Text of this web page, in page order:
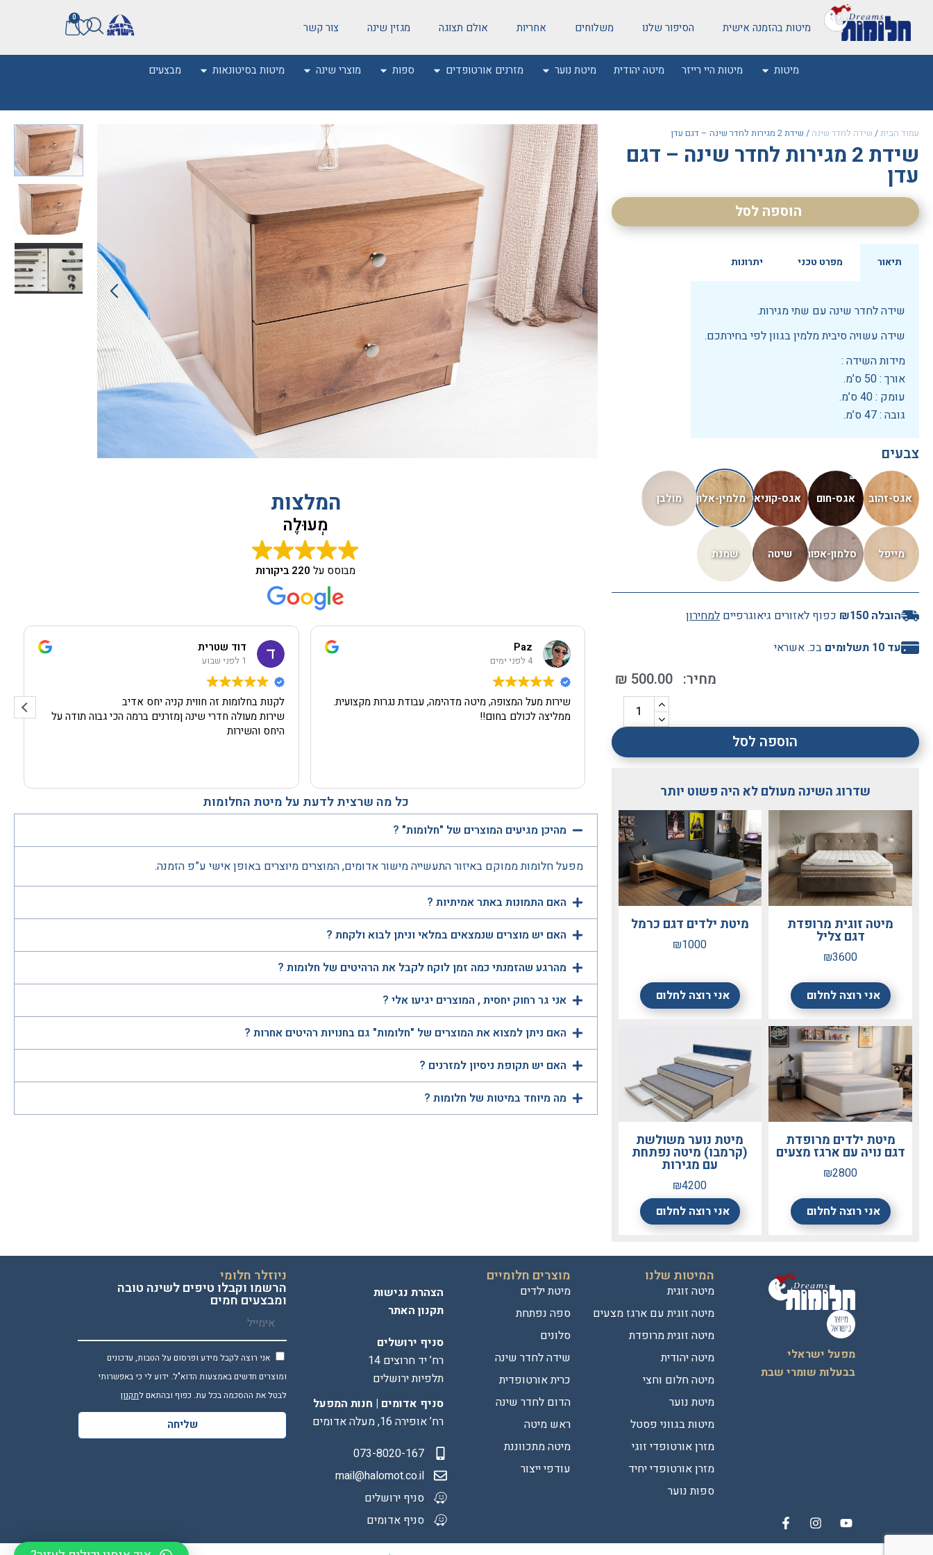
מיטות בהזמנה אישית הסיפור שלנו משלוחים אחריות אולם תצוגה מגזין שינה צור קשר
0
מיטות מיטות היי רייזר מיטה יהודית מיטת נוער מזרנים אורטופדים ספות מוצרי שינה מיטות בסיטונאות מבצעים
עמוד הבית/ שידה לחדר שינה / שידת 2 מגירות לחדר שינה – דגם עדן
שידת 2 מגירות לחדר שינה – דגם
עדן
הוספה לסל
תיאור מפרט טכני יתרונות
שידה לחדר שינה עם שתי מגירות.
שידה עשויה סיבית מלמין בגוון לפי בחירתכם.
מידות השידה :
אורך : 50 ס’מ.
עומק : 40 ס’מ.
גובה : 47 ס’מ.
צבעים
הובלה ₪150 כפוף לאזורים גיאוגרפיים למחירון
עד 10 תשלומים
בכ. אשראי
₪ 500.00
הוספה לסל
שדרוג השינה מעולם לא היה פשוט יותר
מיטה זוגית מרופדת
דגם צליל
₪3600
אני רוצה לחלום
מיטת ילדים דגם כרמל
₪1000
אני רוצה לחלום
מיטת ילדים מרופדת
דגם נויה עם ארגז מצעים
₪2800
אני רוצה לחלום
מיטת נוער משולשת
(קרמבו) מיטה נפתחת
עם מגירות
₪4200
אני רוצה לחלום
המלצות
מְעוּלֶה
מבוסס על 220 ביקורות
דוד שטרית
1 לפני שבוע
לקנות בחלומות זה חווית קניה יחס אדיב
שירות מעולה חדרי שינה ןמזרנים ברמה הכי גבוה תודה על
היחס והשירות
Paz
4 לפני ימים
שירות מעל המצופה, מיטה מדהימה, עבודת נגרות מקצועית.
ממליצה לכולם בחום!!
כל מה שרצית לדעת על מיטת החלומות
מהיכן מגיעים המוצרים של "חלומות" ?
מפעל חלומות ממוקם באיזור התעשייה מישור אדומים, המוצרים מיוצרים באופן אישי ע”פ הזמנה.
האם התמונות באתר אמיתיות ?
האם יש מוצרים שנמצאים במלאי וניתן לבוא ולקחת ?
מהרגע שהזמנתי כמה זמן לוקח לקבל את הרהיטים של חלומות ?
אני גר רחוק יחסית , המוצרים יגיעו אלי ?
האם ניתן למצוא את המוצרים של "חלומות" גם בחנויות רהיטים אחרות ?
האם יש תקופת ניסיון למזרנים ?
מה מיוחד במיטות של חלומות ?
מפעל ישראלי
בבעלות שומרי שבת
המיטות שלנו
מיטה זוגית
מיטה זוגית עם ארגז מצעים
מיטה זוגית מרופדת
מיטה יהודית
מיטה חלום וחצי
מיטת נוער
מיטות בגווני פסטל
מזרן אורטופדי זוגי
מזרן אורטופדי יחיד
ספות נוער
מוצרים חלומיים
מיטת ילדים
ספה נפתחת
סלונים
שידה לחדר שינה
כרית אורטופדית
הדום לחדר שינה
ראש מיטה
מיטה מתכווננת
עודפי ייצור
הצהרת נגישות
תקנון האתר
סניף ירושלים
רח’ יד חרוצים 14
תלפיות ירושלים
סניף אדומים | חנות המפעל
רח’ אופירה 16, מעלה אדומים
073-8020-167
mail@halomot.co.il
סניף ירושלים
סניף אדומים
ניוזלר חלומי
הרשמו וקבלו טיפים לשינה טובה
ומבצעים חמים
אני רוצה לקבל מידע ופרסום על הטבות, עדכונים
ומוצרים חדשים באמצעות הדוא"ל. ידוע לי כי באפשרותי
לבטל את ההסכמה בכל עת. כפוף ובהתאם לתקנון
שליחה